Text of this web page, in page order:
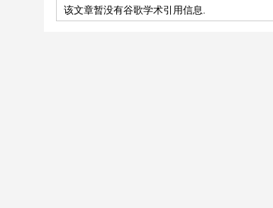
该文章暂没有谷歌学术引用信息.